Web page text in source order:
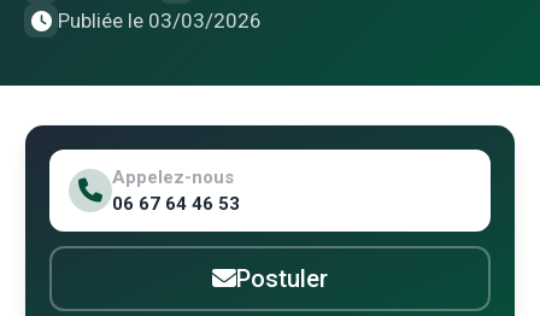
Publiée le 03/03/2026
Appelez-nous
06 67 64 46 53
Postuler